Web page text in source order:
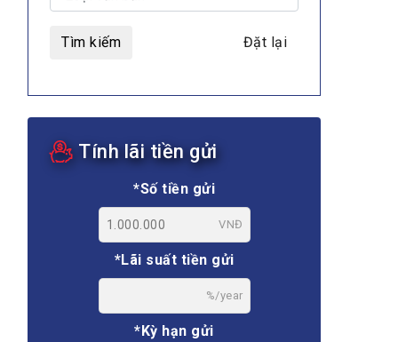
Video
E-magazines
Photos
Tìm kiếm Đặt lại
Tính lãi tiền gửi
*Số tiền gửi
VNĐ
*Lãi suất tiền gửi
%/year
*Kỳ hạn gửi